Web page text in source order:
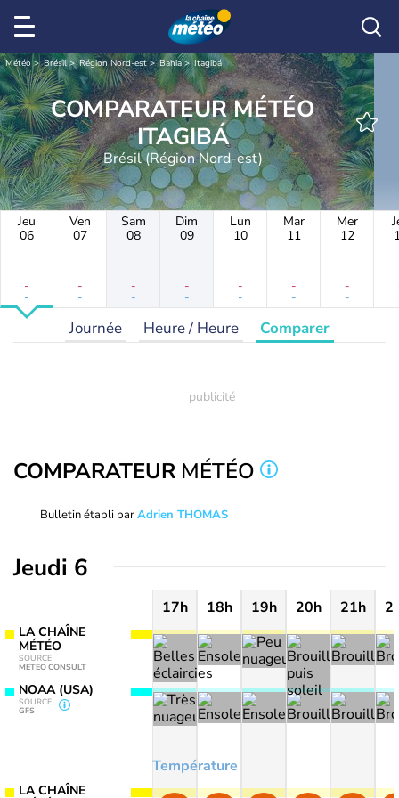
Météo Brésil Région Nord-est Bahia Itagibá
COMPARATEUR MÉTÉO
ITAGIBÁ
Brésil (Région Nord-est)
Jeu
06
-
-
Ven
07
-
-
Sam
08
-
-
Dim
09
-
-
Lun
10
-
-
Mar
11
-
-
Mer
12
-
-
Journée Heure / Heure Comparer
COMPARATEUR MÉTÉO
Bulletin établi parAdrien THOMAS
Jeudi 6
LA CHAÎNE
MÉTÉO
SOURCE
METEO CONSULT
NOAA (USA)
SOURCE
GFS
LA CHAÎNE
17h 18h 19h 20h 21h
Température